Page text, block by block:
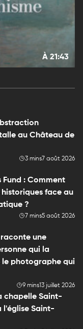
À 21:43
au Château de
3 mins7 août 2026
Fund : Comment
historiques face au
?
7 mins5 août 2026
une
qui la
le photographe qui
9 mins13 juillet 2026
chapelle Saint-
l'église Saint-